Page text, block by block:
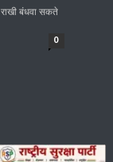
बंधवा सकते
0